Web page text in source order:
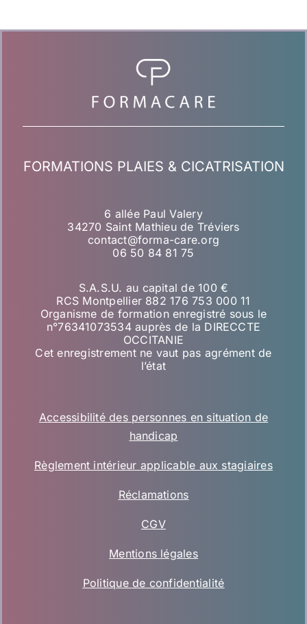
FORMATIONS PLAIES & CICATRISATION
6 allée Paul Valery
34270 Saint Mathieu de Tréviers
contact@forma-care.org
06 50 84 81 75
S.A.S.U. au capital de 100 €
RCS Montpellier 882 176 753 000 11
Organisme de formation enregistré sous le
n°76341073534 auprès de la DIRECCTE
OCCITANIE
Cet enregistrement ne vaut pas agrément de
l’état
Accessibilité des personnes en situation de
handicap
Règlement intérieur applicable aux stagiaires
Réclamations
CGV
Mentions légales
Politique de confidentialité